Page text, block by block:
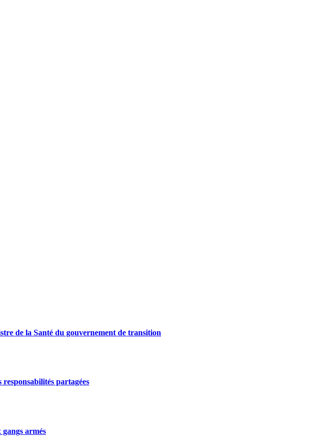
de la Santé du gouvernement de transition
partagées
armés